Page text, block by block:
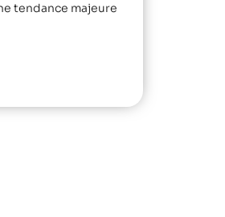
tendance majeure